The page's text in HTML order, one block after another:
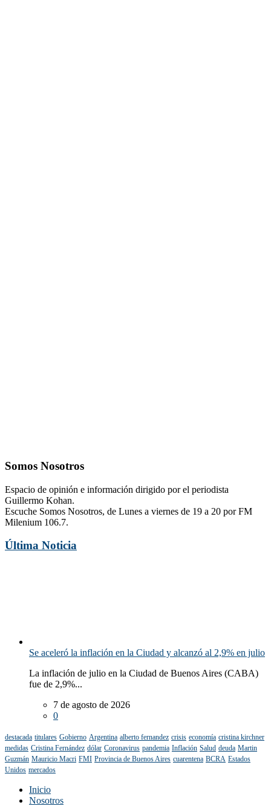
Somos Nosotros
Espacio de opinión e información dirigido por el periodista
Guillermo Kohan.
Escuche Somos Nosotros, de Lunes a viernes de 19 a 20 por FM
Milenium 106.7.
Última Noticia
Se aceleró la inflación en la Ciudad y alcanzó al 2,9% en julio
La inflación de julio en la Ciudad de Buenos Aires (CABA)
fue de 2,9%...
7 de agosto de 2026
0
destacada titulares Gobierno Argentina alberto fernandez crisis economía cristina kirchner
medidas Cristina Fernández dólar Coronavirus pandemia Inflación Salud deuda Martin
Guzmán Mauricio Macri FMI Provincia de Buenos Aires cuarentena BCRA Estados
Unidos mercados
Inicio
Nosotros